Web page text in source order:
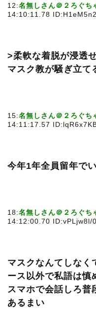
12:名無しさん＠２ろぐち
14:10:11.78
>柔軟な着脱が浸透せ
マスク教が騒ぎ立
15:名無しさん＠２ろぐち
14:11:17.57
今年1年全員留年で
18:名無しさん＠２ろぐち
14:12:00.70 ID:vPLjw8l/0
マスクなんてしなく
ース以外で私語は慎
スマホで会話しろ普
あるまい